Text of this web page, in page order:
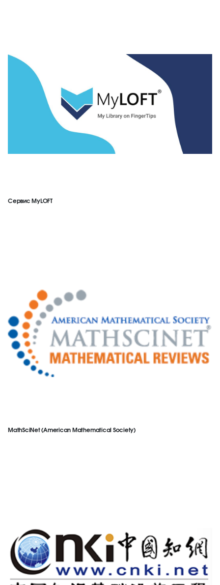
Сервис MyLOFT
MathSciNet (American Mathematical Society)